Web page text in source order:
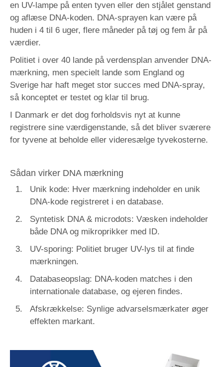
en UV-lampe på enten tyven eller den stjålet genstand
og aflæse DNA-koden. DNA-sprayen kan være på
huden i 4 til 6 uger, flere måneder på tøj og fem år på
værdier.
Politiet i over 40 lande på verdensplan anvender DNA-
mærkning, men specielt lande som England og
Sverige har haft meget stor succes med DNA-spray,
så konceptet er testet og klar til brug.
I Danmark er det dog forholdsvis nyt at kunne
registrere sine værdigenstande, så det bliver sværere
for tyvene at beholde eller videresælge tyvekosterne.
Sådan virker DNA mærkning
Unik kode: Hver mærkning indeholder en unik
DNA-kode registreret i en database.
Syntetisk DNA & microdots: Væsken indeholder
både DNA og mikroprikker med ID.
UV-sporing: Politiet bruger UV-lys til at finde
mærkningen.
Databaseopslag: DNA-koden matches i den
internationale database, og ejeren findes.
Afskrækkelse: Synlige advarselsmærkater øger
effekten markant.